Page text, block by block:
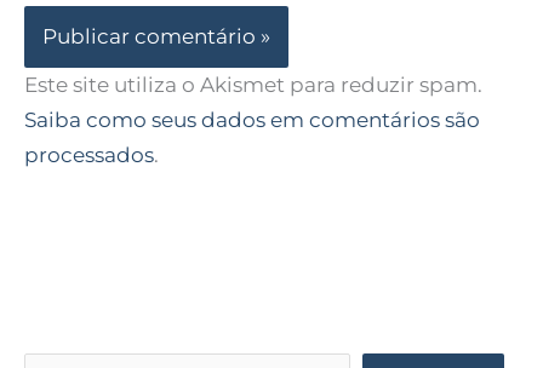
Este site utiliza o Akismet para reduzir spam.
Saiba como seus dados em comentários são
processados.